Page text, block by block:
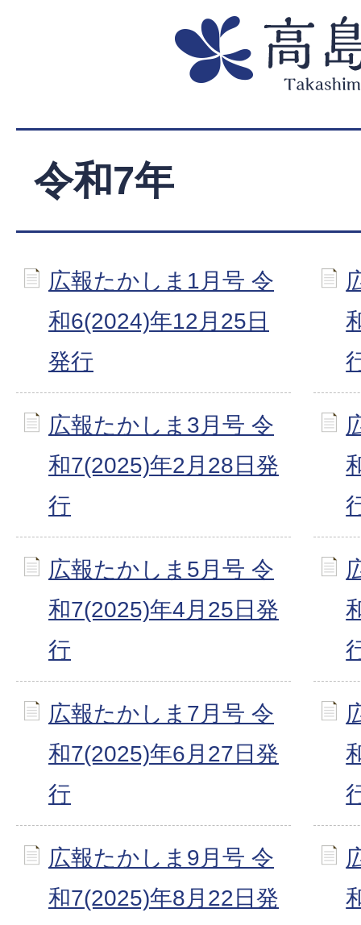
令和7年
広報たかしま1月号 令
和6(2024)年12月25日
発行
広報たかしま3月号 令
和7(2025)年2月28日発
行
広報たかしま5月号 令
和7(2025)年4月25日発
行
広報たかしま7月号 令
和7(2025)年6月27日発
行
広報たかしま9月号 令
和7(2025)年8月22日発